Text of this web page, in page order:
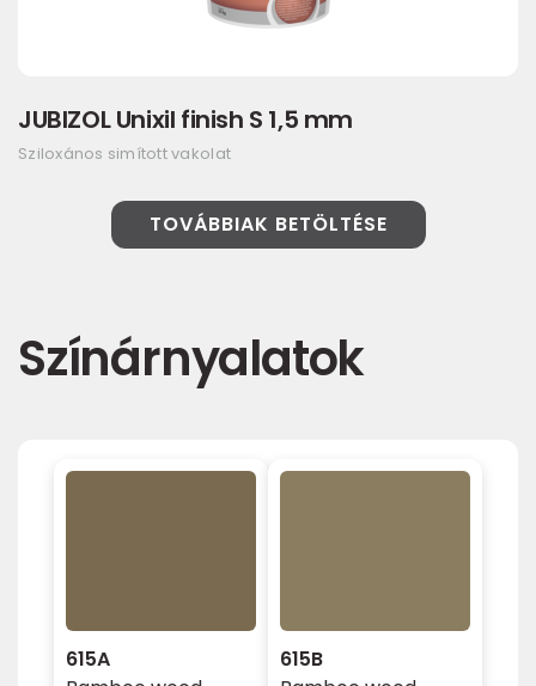
JUBIZOL Unixil finish S 1,5 mm
Sziloxános simított vakolat
TOVÁBBIAK BETÖLTÉSE
Színárnyalatok
615A
615B